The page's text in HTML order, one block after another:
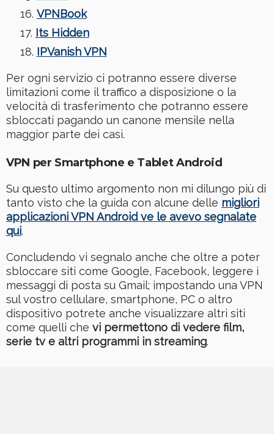
VPNBook
Its Hidden
IPVanishVPN
Per ogni servizio ci potranno essere diverse
limitazioni come il traffico a disposizione o la
velocità di trasferimento che potranno essere
sbloccati pagando un canone mensile nella
maggior parte dei casi.
VPN per Smartphone e Tablet Android
Su questo ultimo argomento non mi dilungo più di
tanto visto che la guida con alcune delle migliori
applicazioni VPN Android ve le avevo segnalate
qui.
Concludendo vi segnalo anche che oltre a poter
sbloccare siti come Google, Facebook, leggere i
messaggi di posta su Gmail; impostando una VPN
sul vostro cellulare, smartphone, PC o altro
dispositivo potrete anche visualizzare altri siti
come quelli che vi permettono di vedere film,
serie tv e altri programmi in streaming.